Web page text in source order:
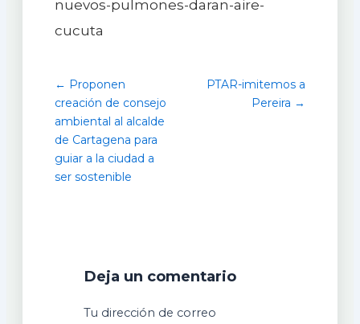
nuevos-pulmones-daran-aire-
cucuta
← Proponen
creación de consejo
ambiental al alcalde
de Cartagena para
guiar a la ciudad a
ser sostenible
PTAR-imitemos a
Pereira →
Deja un comentario
Tu dirección de correo